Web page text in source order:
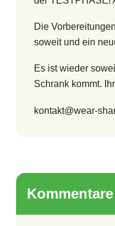
Die
soweit und ein
Es ist wieder
Schrank kommt.
kontakt@wear-
Kommentare